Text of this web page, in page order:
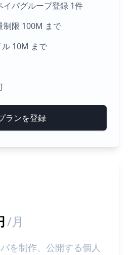
イパグループ登録 1件
制限 100M まで
10M まで
ランを登録
/月
を制作、公開する個人